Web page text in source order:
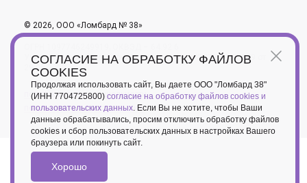
© 2026, ООО «Ломбард № 38»
Учетный номер в Пробирной палате России ЮЛ7701608099 от
29.05.2019
политика конфиденциальности
пользовательское соглашение
СОГЛАСИЕ НА ОБРАБОТКУ ФАЙЛОВ
COOKIES
Продолжая использовать сайт, Вы даете ООО "Ломбард 38"
(ИНН 7704725800) согласие на обработку файлов cookies и
пользовательских данных. Если Вы не хотите, чтобы Ваши
данные обрабатывались, просим отключить обработку файлов
cookies и сбор пользовательских данных в настройках Вашего
браузера или покинуть сайт.
Хорошо